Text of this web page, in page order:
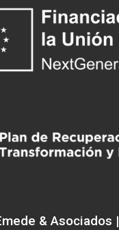
& Asociados |